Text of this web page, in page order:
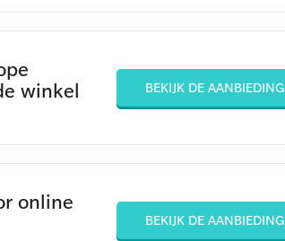
winkel
BEKIJK DE AANBIEDING
online
BEKIJK DE AANBIEDING